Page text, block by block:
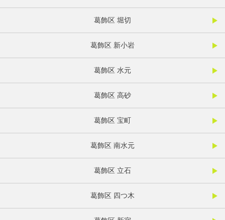
葛飾区 堀切
葛飾区 新小岩
葛飾区 水元
葛飾区 高砂
葛飾区 宝町
葛飾区 南水元
葛飾区 立石
葛飾区 四つ木